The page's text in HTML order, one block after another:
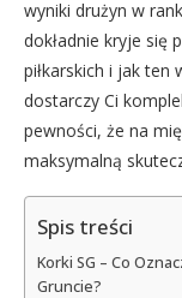
wyniki drużyn w
dokładnie kryje się
piłkarskich i jak ten
dostarczy Ci
pewności, że na
maksymalną
Spis treści
Korki SG – Co
Gruncie?